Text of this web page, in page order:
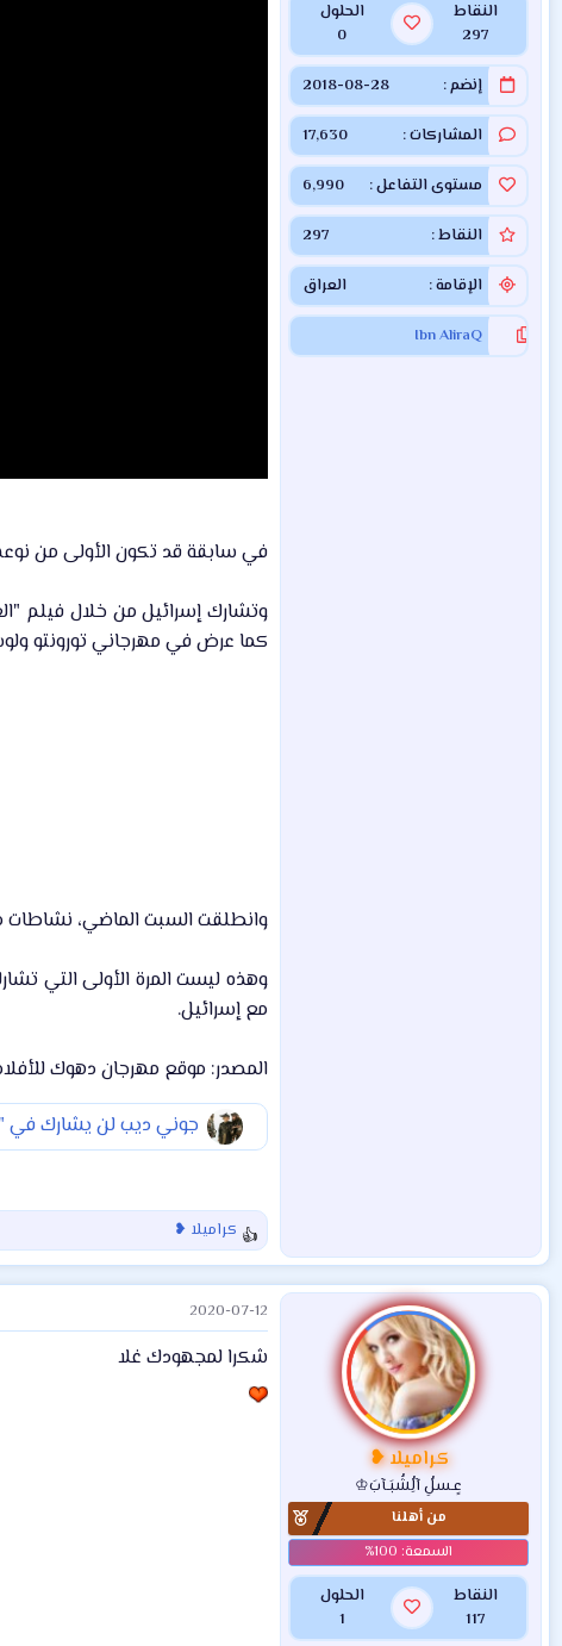
النقاط
297
الحلول
0
إنضم 2018-08-28
المشاركات 17,630
مستوى التفاعل 6,990
النقاط 297
الإقامة العراق
Ibn AliraQ
في سابقة قد تكون الأولى من
وتشارك إسرائيل من خلال فيلم
كما عرض في مهرجاني تورونتو
وانطلقت السبت الماضي، نشاطات مهرجان دهوك الدولي السادس
وهذه ليست المرة الأولى التي
مع إسرائيل.​
المصدر: موقع مهرجان دهوك
جوني ديب لن يشارك في
ا
ل
ت
ف
ا
ع
ل
ا
كراميلا ❥
كراميلا ❥
عٍـسلُِ آلُِشُبَـآبَ♔
من أهلنا
النقاط
117
الحلول
1
2020-07-12
شكرا لمجهودك غلا